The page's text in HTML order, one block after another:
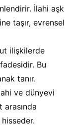
İlahi aşk
taşır, evrensel
ilişkilerde
Bu
tanır.
ve dünyevi